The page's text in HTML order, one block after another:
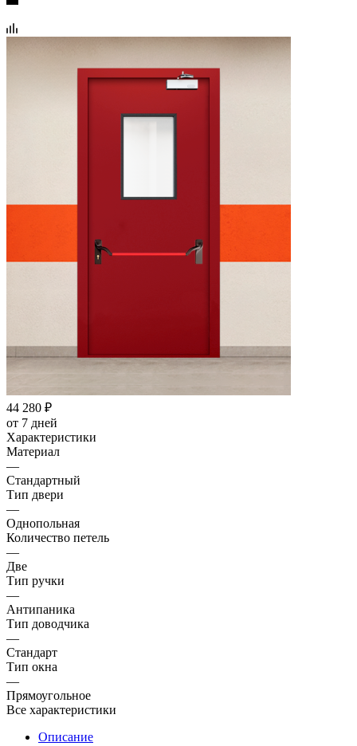
44 280 ₽
от 7 дней
Характеристики
Материал
—
Стандартный
Тип двери
—
Однопольная
Количество петель
—
Две
Тип ручки
—
Антипаника
Тип доводчика
—
Стандарт
Тип окна
—
Прямоугольное
Все характеристики
Описание